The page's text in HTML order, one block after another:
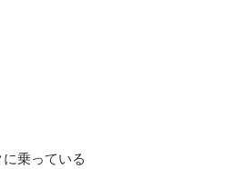
乗っている